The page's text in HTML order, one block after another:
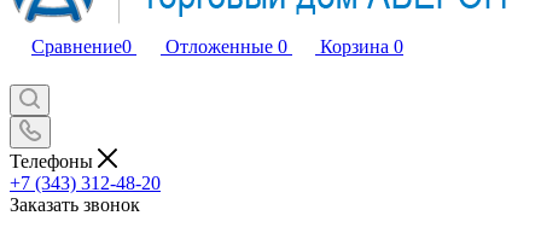
Сравнение0 Отложенные 0 Корзина 0
Телефоны
+7 (343) 312-48-20
Заказать звонок